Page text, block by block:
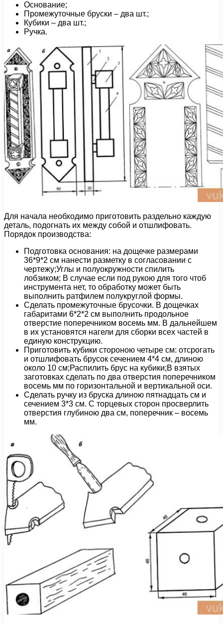
Основание;
Промежуточные бруски – два шт.;
Кубики – два шт.;
Ручка.
Для начала необходимо приготовить раздельно каждую
деталь, подогнать их между собой и отшлифовать.
Порядок производства:
Подготовка основания: на дощечке размерами
36*9*2 см нанести разметку в согласовании с
чертежу;Углы и полуокружности спилить
лобзиком; В случае если под рукою для того чтоб
инструмента нет, то обработку может быть
выполнить ратфилем полукруглой формы.
Сделать промежуточные брусочки. В дощечках
габаритами 6*2*2 см выполнить продольное
отверстие поперечником восемь мм. В дальнейшем
в их установятся нагели для сборки всех частей в
единую конструкцию.
Приготовить кубики стороною четыре см: отсрогать
и отшлифовать брусок сечением 4*4 см, длиною
около 10 см;Распилить брус на кубики;В взятых
заготовках сделать по два отверстия поперечником
восемь мм по горизонтальной и вертикальной оси.
Сделать ручку из бруска длиною пятнадцать см и
сечением 3*3 см. С торцевых сторон просверлить
отверстия глубиною два см, поперечник – восемь
мм.